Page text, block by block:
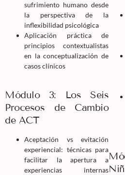
sufrimiento humano desde
la perspectiva de la
inflexibilidad psicológica
Aplicación práctica de
principios contextualistas
en la conceptualización de
casos clínicos
Módulo 3: Los Seis
Procesos de Cambio
de ACT
Aceptación vs evitación
experiencial: técnicas para
facilitar la apertura a
experiencias internas